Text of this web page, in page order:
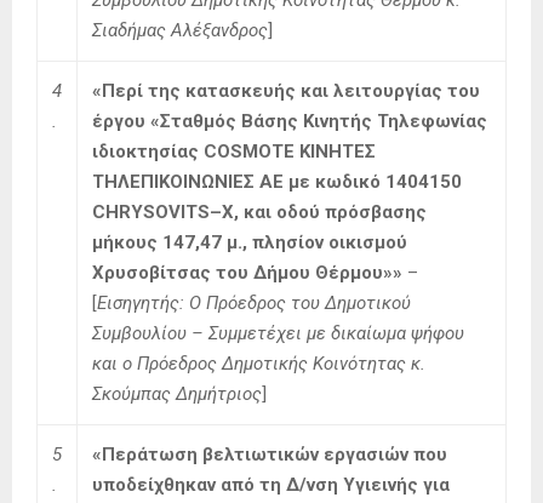
Σιαδήμας Αλέξανδρος]
4
.
«Περί της κατασκευής και λειτουργίας του
έργου «Σταθμός Βάσης Κινητής Τηλεφωνίας
ιδιοκτησίας COSMOTE ΚΙΝΗΤΕΣ
ΤΗΛΕΠΙΚΟΙΝΩΝΙΕΣ ΑΕ με κωδικό 1404150
CHRYSOVITS–X, και οδού πρόσβασης
μήκους 147,47 μ., πλησίον οικισμού
Χρυσοβίτσας του Δήμου Θέρμου»» –
[Εισηγητής: Ο Πρόεδρος του Δημοτικού
Συμβουλίου – Συμμετέχει με δικαίωμα ψήφου
και ο Πρόεδρος Δημοτικής Κοινότητας κ.
Σκούμπας Δημήτριος]
5
.
«Περάτωση βελτιωτικών εργασιών που
υποδείχθηκαν από τη Δ/νση Υγιεινής για